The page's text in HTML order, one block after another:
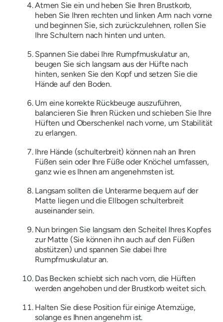
Atmen Sie ein und heben Sie Ihren Brustkorb,
heben Sie Ihren rechten und linken Arm nach vorne
und beginnen Sie, sich zurückzulehnen, rollen Sie
Ihre Schultern nach hinten und unten.
Spannen Sie dabei Ihre Rumpfmuskulatur an,
beugen Sie sich langsam aus der Hüfte nach
hinten, senken Sie den Kopf und setzen Sie die
Hände auf den Boden.
Um eine korrekte Rückbeuge auszuführen,
balancieren Sie Ihren Rücken und schieben Sie Ihre
Hüften und Oberschenkel nach vorne, um Stabilität
zu erlangen.
Ihre Hände (schulterbreit) können nah an Ihren
Füßen sein oder Ihre Füße oder Knöchel umfassen,
ganz wie es Ihnen am angenehmsten ist.
Langsam sollten die Unterarme bequem auf der
Matte liegen und die Ellbogen schulterbreit
auseinander sein.
Nun bringen Sie langsam den Scheitel Ihres Kopfes
zur Matte (Sie können ihn auch auf den Füßen
abstützen) und spannen Sie dabei Ihre
Rumpfmuskulatur an.
Das Becken schiebt sich nach vorn, die Hüften
werden angehoben und der Brustkorb weitet sich.
Halten Sie diese Position für einige Atemzüge,
solange es Ihnen angenehm ist.